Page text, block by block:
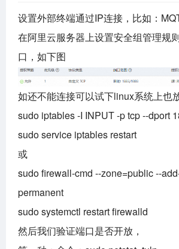
设置外部终端通过IP连接，比如：
在阿里云服务器上设置安全组管理规
口，如下图
如还不能连接可以试下linux系统上也
sudo iptables -I INPUT -p tcp --dport
sudo service iptables restart
或
sudo firewall-cmd --zone=public --
permanent
sudo systemctl restart firewalld
然后我们验证端口是否开放，